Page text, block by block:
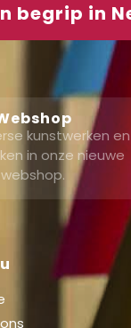
begrip in
kunstwerken en
in onze nieuwe
webshop.